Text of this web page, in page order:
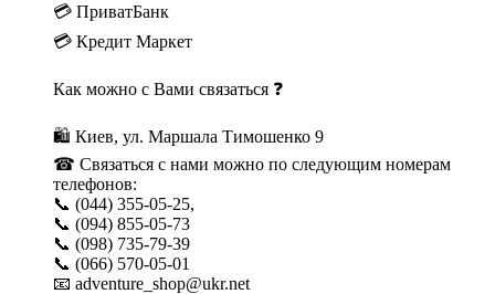
💳 ПриватБанк
💳 Кредит Маркет
Как можно с Вами связаться ❓
🛍 Киев, ул. Маршала Тимошенко 9
☎ Связаться с нами можно по следующим номерам
телефонов:
📞 (044) 355-05-25,
📞 (094) 855-05-73
📞 (098) 735-79-39
📞 (066) 570-05-01
📧 adventure_shop@ukr.net